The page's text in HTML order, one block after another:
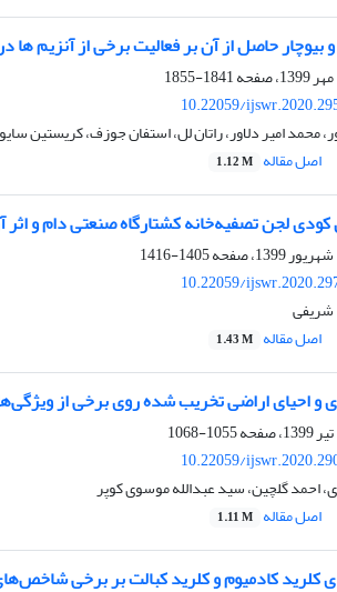
بیوچار حاصل از آن بر فعالیت‌ برخی از آنزیم
1841-1855
10.22059/
محمد امیر دلاور، راتان لل، استفان جوزف، کریستین
اصل مقاله 1.12 M
کودی لجن تصفیه‌خانه کشتارگاه صنعتی دام و
1405-1416
10.22059/
شریفی
اصل مقاله 1.43 M
و احیای اراضی تخریب شده روی برخی از
1055-1068
10.22059/
احمد گلچین، سید عبدالله موسوی کوپر
اصل مقاله 1.11 M
کادمیوم و کلرید کبالت بر برخی